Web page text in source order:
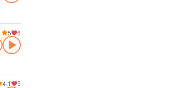
5 6
4.1 5